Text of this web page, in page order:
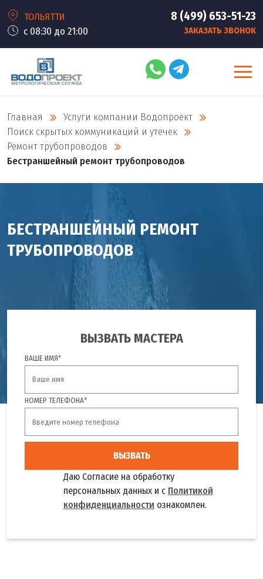
ТОЛЬЯТТИ
с 08:30 до 21:00
8 (499) 653-51-23
ЗАКАЗАТЬ ЗВОНОК
Главная
Услуги компании Водопроект
Поиск скрытых коммуникаций и утечек
Ремонт трубопроводов
Бестраншейный ремонт трубопроводов
БЕСТРАНШЕЙНЫЙ РЕМОНТ
ТРУБОПРОВОДОВ
ВЫЗВАТЬ МАСТЕРА
ВАШЕ ИМЯ*
НОМЕР ТЕЛЕФОНА*
ВЫЗВАТЬ
Даю Согласие на обработку
персональных данных и с Политикой
конфиденциальности ознакомлен.